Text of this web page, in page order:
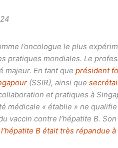
l’oncologue le plus
pratiques mondiales. Le
majeur. En tant que président
(SSIR), ainsi que
et pratiques à
médicale « établie » ne
vaccin contre l’hépatite B.
l’hépatite B était très répandue